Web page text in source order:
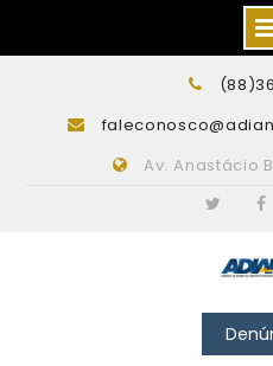
content
Av. Anastácio